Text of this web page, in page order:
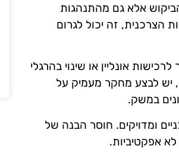
אלא גם מהתנהגות
הצרכנית, זה יכול לגרום
אונליין או שינוי בהרגלי
יש לבצע מחקר מעמיק על
במשק.
ומדויקים. חוסר הבנה של
לא אפקטיביות.